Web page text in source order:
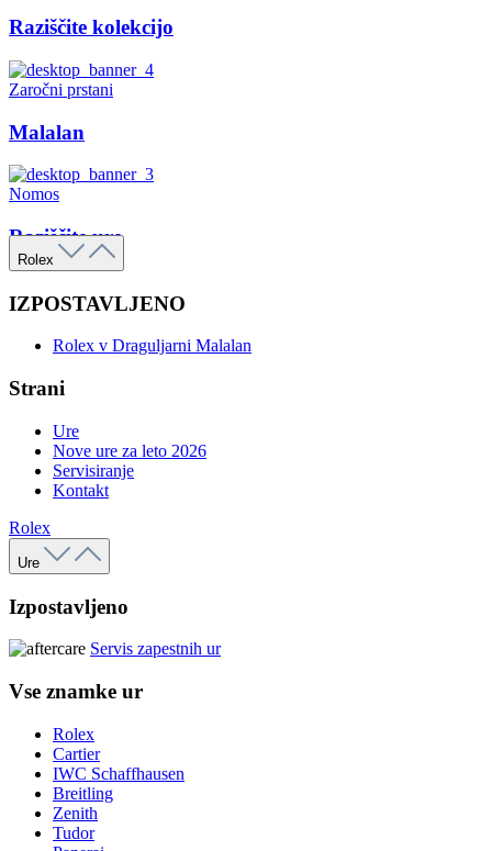
Raziščite kolekcijo
Zaročni prstani
Malalan
Nomos
Raziščite ure
Rolex
IZPOSTAVLJENO
Rolex v Draguljarni Malalan
Strani
Ure
Nove ure za leto 2026
Servisiranje
Kontakt
Rolex
Ure
Izpostavljeno
Servis zapestnih ur
Vse znamke ur
Rolex
Cartier
IWC Schaffhausen
Breitling
Zenith
Tudor